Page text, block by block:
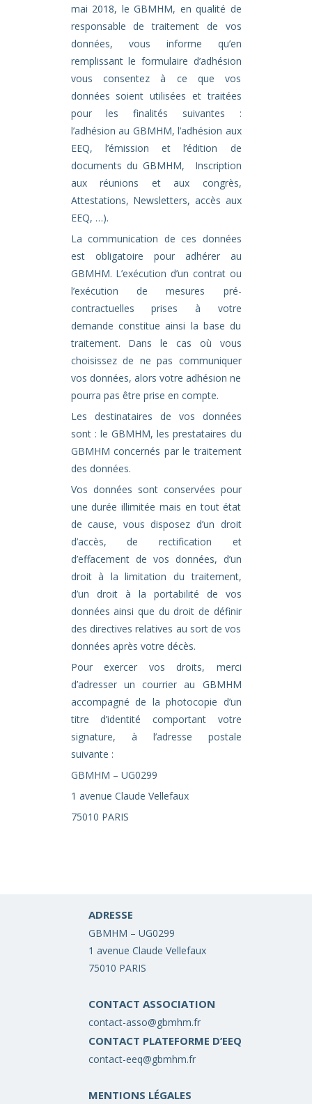
mai 2018, le GBMHM, en qualité de
responsable de traitement de vos
données, vous informe qu’en
remplissant le formulaire d’adhésion
vous consentez à ce que vos
données soient utilisées et traitées
pour les finalités suivantes :
l’adhésion au GBMHM, l’adhésion aux
EEQ, l’émission et l’édition de
documents du GBMHM, Inscription
aux réunions et aux congrès,
Attestations, Newsletters, accès aux
EEQ, …).
La communication de ces données
est obligatoire pour adhérer au
GBMHM. L’exécution d’un contrat ou
l’exécution de mesures pré-
contractuelles prises à votre
demande constitue ainsi la base du
traitement. Dans le cas où vous
choisissez de ne pas communiquer
vos données, alors votre adhésion ne
pourra pas être prise en compte.
Les destinataires de vos données
sont : le GBMHM, les prestataires du
GBMHM concernés par le traitement
des données.
Vos données sont conservées pour
une durée illimitée mais en tout état
de cause, vous disposez d’un droit
d’accès, de rectification et
d’effacement de vos données, d’un
droit à la limitation du traitement,
d’un droit à la portabilité de vos
données ainsi que du droit de définir
des directives relatives au sort de vos
données après votre décès.
Pour exercer vos droits, merci
d’adresser un courrier au GBMHM
accompagné de la photocopie d’un
titre d’identité comportant votre
signature, à l’adresse postale
suivante :
GBMHM – UG0299
1 avenue Claude Vellefaux
75010 PARIS
ADRESSE
GBMHM – UG0299
1 avenue Claude Vellefaux
75010 PARIS
CONTACT ASSOCIATION
contact-asso@gbmhm.fr
CONTACT PLATEFORME D’EEQ
contact-eeq@gbmhm.fr
MENTIONS LÉGALES